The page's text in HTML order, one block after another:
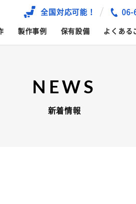
全国対応可能！ 06-
製作事例 保有設備 よくある
NEWS
新着情報